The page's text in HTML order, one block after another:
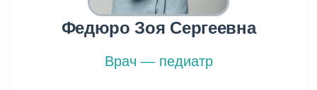
Федюро Зоя Сергеевна
Врач — педиатр